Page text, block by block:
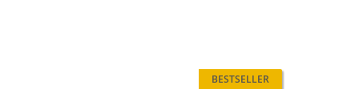
BESTSELLER